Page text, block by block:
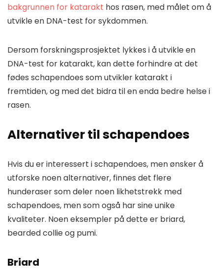
bakgrunnen for katarakt hos rasen, med målet om å
utvikle en DNA-test for sykdommen.
Dersom forskningsprosjektet lykkes i å utvikle en
DNA-test for katarakt, kan dette forhindre at det
fødes schapendoes som utvikler katarakt i
fremtiden, og med det bidra til en enda bedre helse i
rasen.
Alternativer til schapendoes
Hvis du er interessert i schapendoes, men ønsker å
utforske noen alternativer, finnes det flere
hunderaser som deler noen likhetstrekk med
schapendoes, men som også har sine unike
kvaliteter. Noen eksempler på dette er briard,
bearded collie og pumi.
Briard